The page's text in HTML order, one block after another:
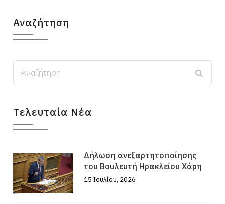
Αναζήτηση
Τελευταία Νέα
Δήλωση ανεξαρτητοποίησης
του Βουλευτή Ηρακλείου Χάρη
15 Ιουλίου, 2026